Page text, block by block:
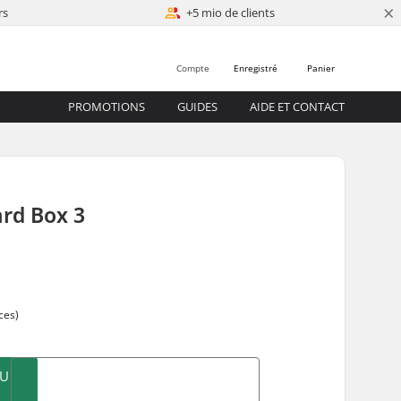
+5 mio de clients ×
Panier
Enregistré
Compte
PROMOTIONS GUIDES AIDE ET CONTACT
Box 3